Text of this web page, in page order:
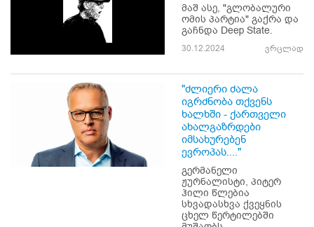
მაშ ასე, "გლობალური
ომის პარტია" გაქრა და
გაჩნდა Deep State.
30.12.2024 ვრცლად
"ძლიერი ძალა
იგრძნობა თქვენს
ხალხში - ქართველი
ახალგაზრდები
იმსახურებენ
ევროპას...."
გერმანელი
ჟურნალისტი, პიტერ
ჰილი წლებია
სხვადასხვა ქვეყნის
ცხელ წერტილებში